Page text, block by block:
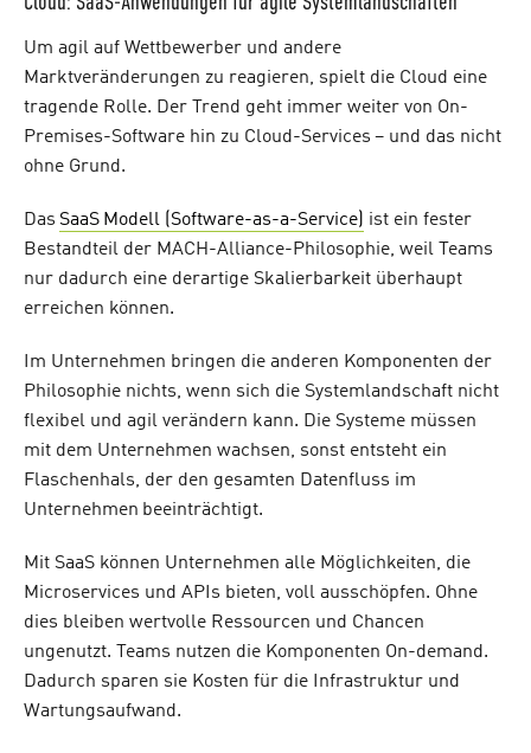
Um agil auf Wettbewerber und andere
Marktveränderungen zu reagieren, spielt die Cloud eine
tragende Rolle. Der Trend geht immer weiter von On-
Premises-Software hin zu Cloud-Services – und das nicht
ohne Grund.
Das SaaS Modell (Software-as-a-Service)
ist ein fester
Bestandteil der MACH-Alliance-Philosophie, weil Teams
nur dadurch eine derartige Skalierbarkeit überhaupt
erreichen können.
Im Unternehmen bringen die anderen Komponenten der
Philosophie nichts, wenn sich die Systemlandschaft nicht
flexibel und agil verändern kann. Die Systeme müssen
mit dem Unternehmen wachsen, sonst entsteht ein
Flaschenhals, der den gesamten Datenfluss im
Unternehmen beeinträchtigt.
Mit SaaS können Unternehmen alle Möglichkeiten, die
Microservices und APIs bieten, voll ausschöpfen. Ohne
dies bleiben wertvolle Ressourcen und Chancen
ungenutzt. Teams nutzen die Komponenten On-demand.
Dadurch sparen sie Kosten für die Infrastruktur und
Wartungsaufwand.